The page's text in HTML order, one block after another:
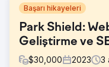
Başarı hikayeleri
Park Shield:
Geliştirme ve
$30,000 2023 3